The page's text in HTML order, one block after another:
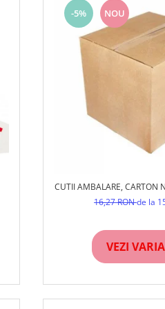
-5% NOU
CUTII AMBALARE, CARTON
16,27 RONde la
VEZI